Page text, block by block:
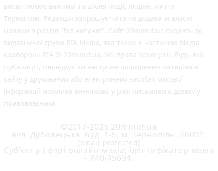
висвітлюємо важливі та цікаві події, людей, життя
Тернополя. Редакція запрошує читачів додавати власні
новини в розділ "Від читачів". Сайт 20minut.ua входить до
видавничої групи RIA Media, яка також є частиною Медіа
корпорації RIA © 20minut.ua. Усі права захищені. Будь-яка
публiкацiя, передрук чи наступне поширення матеріалів
сайту у друкованих або електронних засобах масової
інформації можлива винятково у разі письмового дозволу
правовласника.
©2017-2025 20minut.ua
вул. Дубовецька, буд. 1-б, м. Тернопіль, 46001;
[email protected]
Cуб'єкт у сфері онлайн-медіа; ідентифікатор медіа
- R40-05634.